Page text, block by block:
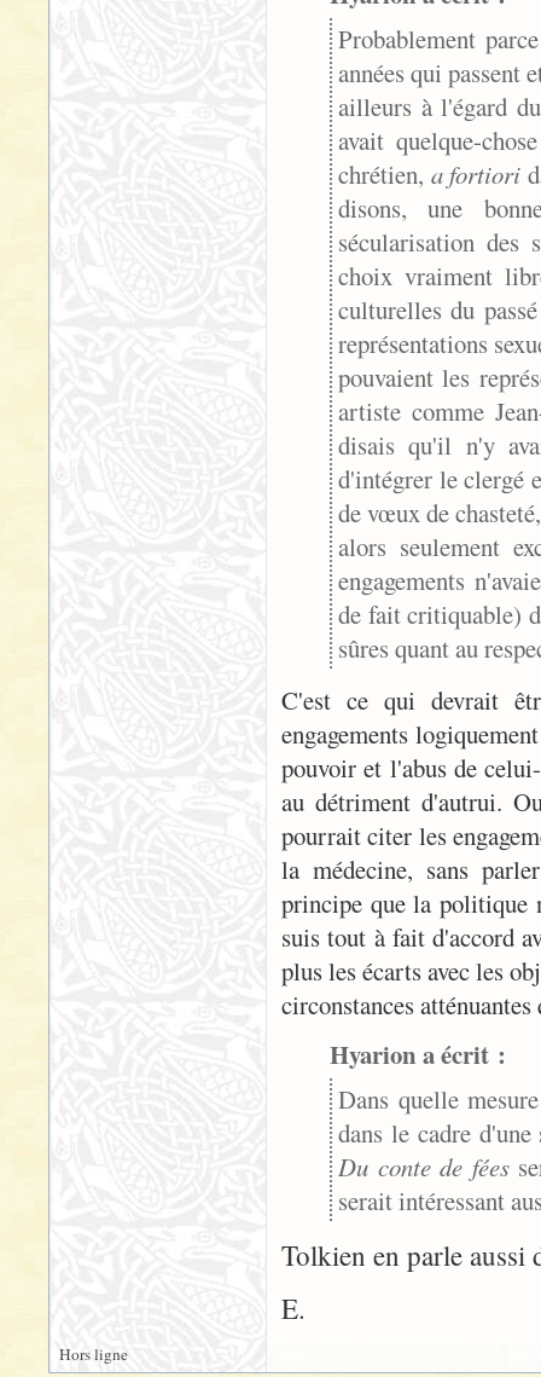
Probablement
années qui passent
ailleurs à l'égard
avait quelque-
chrétien, a fortiori
disons, une
sécularisation des
choix vraiment
culturelles du
représentations
pouvaient les
artiste comme
disais qu'il n'y
d'intégrer le clergé
de vœux de
alors seulement
engagements
de fait critiquable)
sûres quant au
C'est ce qui devrait
engagements
pouvoir et l'abus de
au détriment d'autrui.
pourrait citer les
la médecine, sans
principe que la politique
suis tout à fait d'accord
plus les écarts avec les
circonstances
Hyarion a écrit :
Dans quelle
dans le cadre
Du conte de fées
serait intéressant
Tolkien en parle aussi
E.
Hors ligne